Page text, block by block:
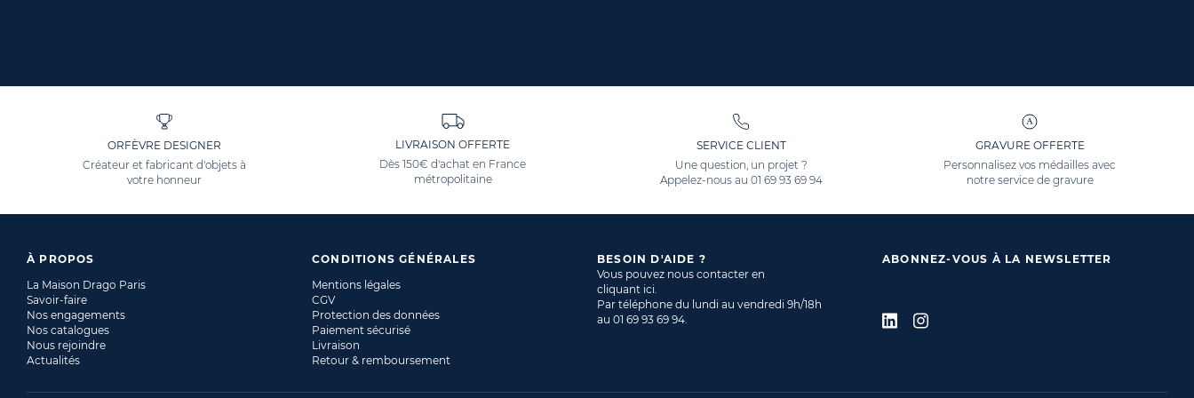
ORFÈVRE DESIGNER
Créateur et fabricant d'objets à
votre honneur
LIVRAISON OFFERTE
Dès 150€ d'achat en France
métropolitaine
SERVICE CLIENT
Une question, un projet ?
Appelez-nous au 01 69 93 69 94
GRAVURE OFFERTE
Personnalisez vos médailles avec
notre service de gravure
ABONNEZ-VOUS À LA NEWSLETTER
BESOIN D'AIDE ?
Vous pouvez nous contacter en
cliquant ici
Par téléphone du lundi au vendredi 9h/18h
au 01 69 93 69 94
À PROPOS
La Maison Drago Paris
Savoir-faire
Nos engagements
Nos catalogues
Nous rejoindre
Actualités
CONDITIONS GÉNÉRALES
Mentions légales
CGV
Protection des données
Paiement sécurisé
Livraison
Retour & remboursement